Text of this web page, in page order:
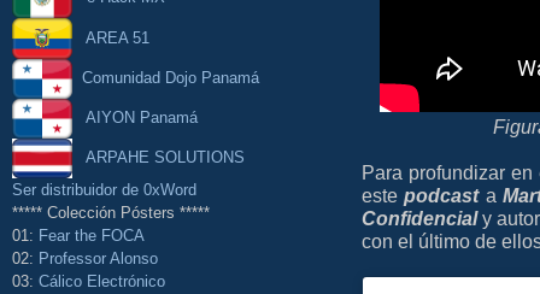
AREA 51
Comunidad Dojo Panamá
AIYON Panamá
ARPAHE SOLUTIONS
Ser distribuidor de 0xWord
***** Colección Pósters *****
01: Fear the FOCA
02: Professor Alonso
03: Cálico Electrónico
Para profundizar
estepodcasta
Confidencialy
con el último de